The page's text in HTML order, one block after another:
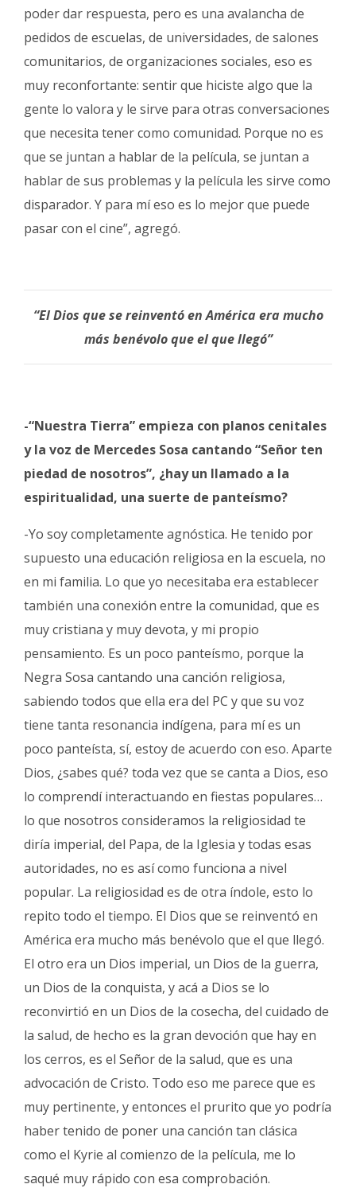
poder dar respuesta, pero es una avalancha de
pedidos de escuelas, de universidades, de salones
comunitarios, de organizaciones sociales, eso es
muy reconfortante: sentir que hiciste algo que la
gente lo valora y le sirve para otras conversaciones
que necesita tener como comunidad. Porque no es
que se juntan a hablar de la película, se juntan a
hablar de sus problemas y la película les sirve como
disparador. Y para mí eso es lo mejor que puede
pasar con el cine”, agregó.
“El Dios que se reinventó en América era mucho
más benévolo que el que llegó”
-“Nuestra Tierra” empieza con planos cenitales
y la voz de Mercedes Sosa cantando “Señor ten
piedad de nosotros”, ¿hay un llamado a la
espiritualidad, una suerte de panteísmo?
-Yo soy completamente agnóstica. He tenido por
supuesto una educación religiosa en la escuela, no
en mi familia. Lo que yo necesitaba era establecer
también una conexión entre la comunidad, que es
muy cristiana y muy devota, y mi propio
pensamiento. Es un poco panteísmo, porque la
Negra Sosa cantando una canción religiosa,
sabiendo todos que ella era del PC y que su voz
tiene tanta resonancia indígena, para mí es un
poco panteísta, sí, estoy de acuerdo con eso. Aparte
Dios, ¿sabes qué? toda vez que se canta a Dios, eso
lo comprendí interactuando en fiestas populares…
lo que nosotros consideramos la religiosidad te
diría imperial, del Papa, de la Iglesia y todas esas
autoridades, no es así como funciona a nivel
popular. La religiosidad es de otra índole, esto lo
repito todo el tiempo. El Dios que se reinventó en
América era mucho más benévolo que el que llegó.
El otro era un Dios imperial, un Dios de la guerra,
un Dios de la conquista, y acá a Dios se lo
reconvirtió en un Dios de la cosecha, del cuidado de
la salud, de hecho es la gran devoción que hay en
los cerros, es el Señor de la salud, que es una
advocación de Cristo. Todo eso me parece que es
muy pertinente, y entonces el prurito que yo podría
haber tenido de poner una canción tan clásica
como el Kyrie al comienzo de la película, me lo
saqué muy rápido con esa comprobación.